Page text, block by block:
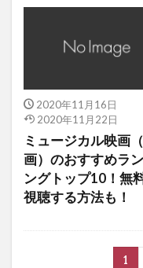
2020年11月16日
2020年11月22日
ミュージカル映画
画）のおすすめラ
ングトップ10！無
視聴する方法も！
1